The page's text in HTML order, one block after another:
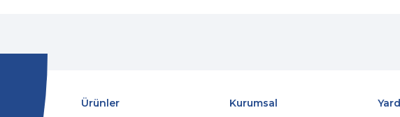
Ürünler Kurumsal